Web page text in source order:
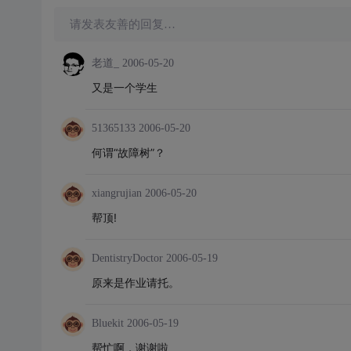
请发表友善的回复…
老道_ 2006-05-20
又是一个学生
51365133 2006-05-20
何谓“故障树”？
xiangrujian 2006-05-20
帮顶!
DentistryDoctor 2006-05-19
原来是作业请托。
Bluekit 2006-05-19
帮忙啊，谢谢啦